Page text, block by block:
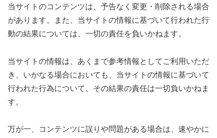
当サイトのコンテンツは、予告なく変更・削除される場合
があります。また、当サイトの情報に基づいて行われた行
動の結果については、一切の責任を負いかねます。
当サイトの情報は、あくまで参考情報としてご利用いただ
き、いかなる場合においても、当サイトの情報に基づいて
行われた行為について、その結果の責任は一切負いかねま
す。
万が一、コンテンツに誤りや問題がある場合は、速やかに